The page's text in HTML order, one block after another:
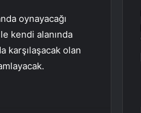
oynayacağı
kendi alanında
karşılaşacak olan